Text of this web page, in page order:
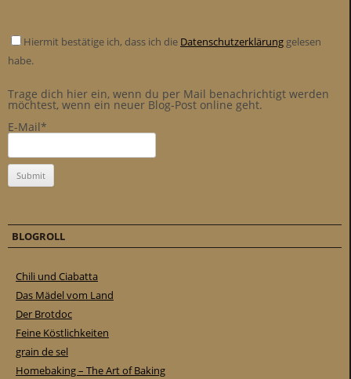
Hiermit bestätige ich, dass ich die Datenschutzerklärung gelesen
habe.
Trage dich hier ein, wenn du per Mail benachrichtigt werden
möchtest, wenn ein neuer Blog-Post online geht.
E-Mail*
BLOGROLL
Chili und Ciabatta
Das Mädel vom Land
Der Brotdoc
Feine Köstlichkeiten
grain de sel
Homebaking – The Art of Baking